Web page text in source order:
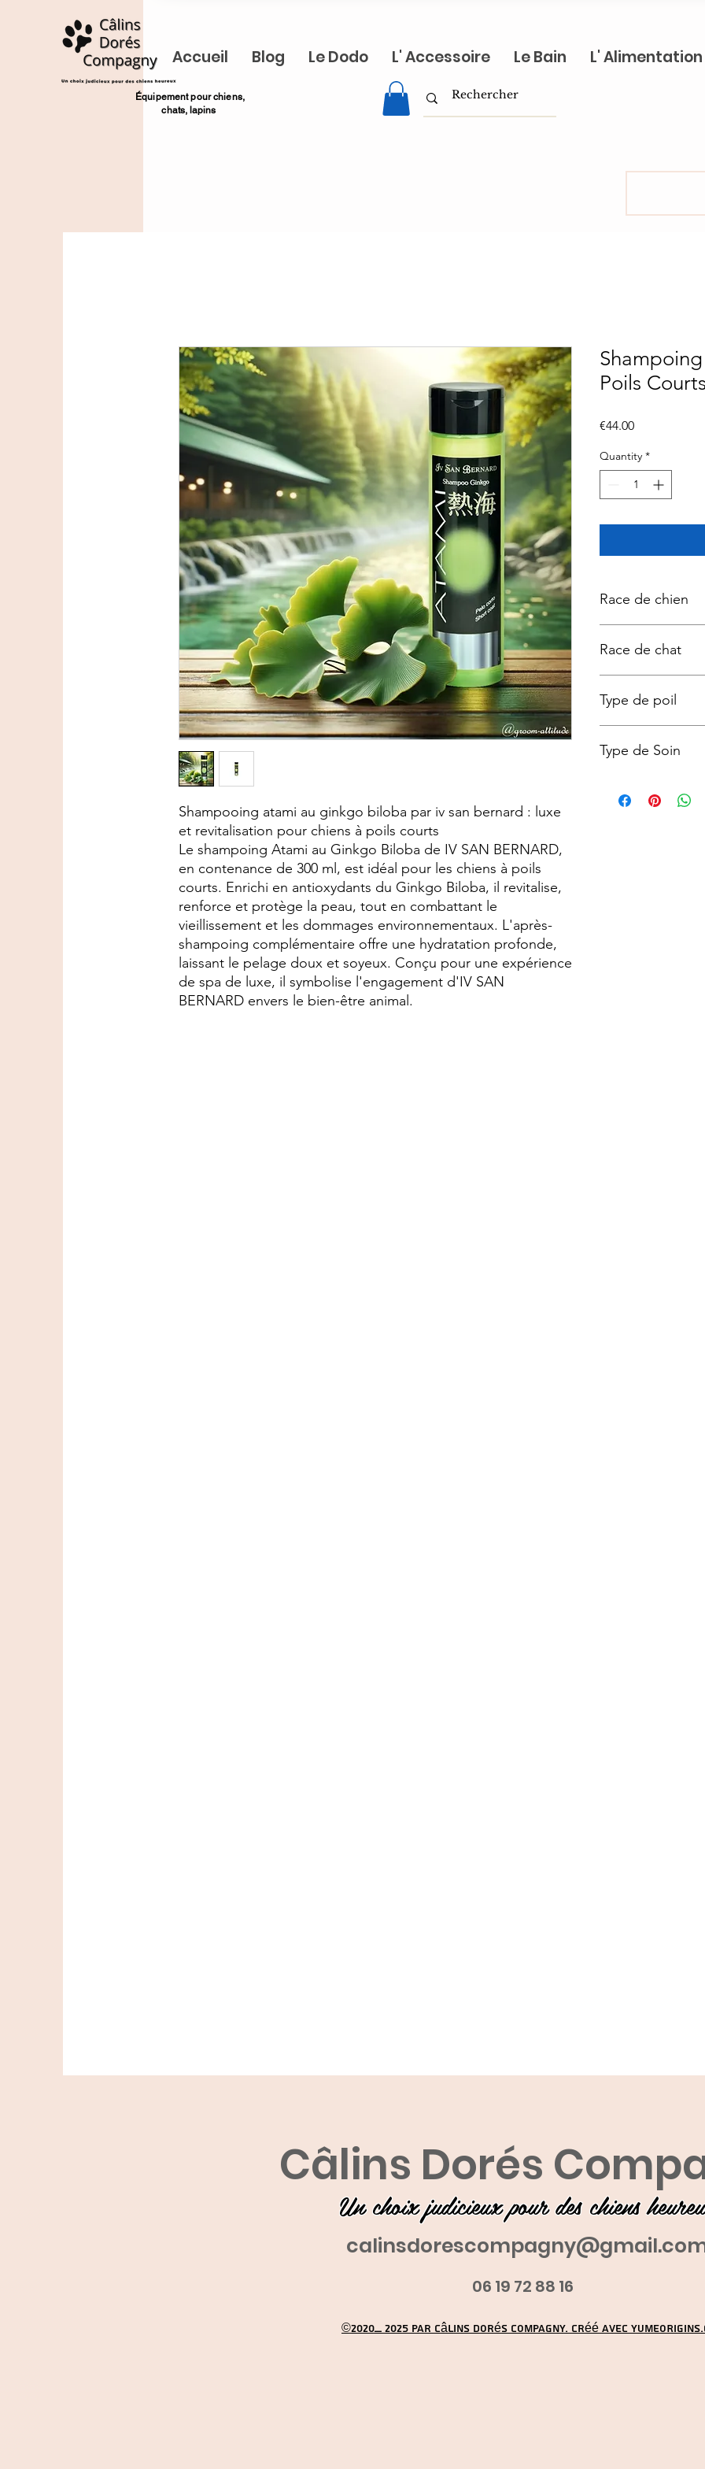
Accueil Blog Le Dodo L' Accessoire Le Bain L' Alimentation
​Équipement pour chiens,
chats, lapins
Shampooing atami au ginkgo biloba par iv san bernard : luxe
et revitalisation pour chiens à poils courts
Le shampoing Atami au Ginkgo Biloba de IV SAN BERNARD,
en contenance de 300 ml, est idéal pour les chiens à poils
courts. Enrichi en antioxydants du Ginkgo Biloba, il revitalise,
renforce et protège la peau, tout en combattant le
vieillissement et les dommages environnementaux. L'après-
shampoing complémentaire offre une hydratation profonde,
laissant le pelage doux et soyeux. Conçu pour une expérience
de spa de luxe, il symbolise l'engagement d'IV SAN
BERNARD envers le bien-être animal.
Poils
€44.00Price
Quantity *
Race de chien
Berger Belge
Bullmastiff, Bull
Mâtin, Petit
Race de chat
Type de poil
Type de Soin
Câlins Dorés
Un choix judicieux pour des chiens
06 19 72 88 16
©2020_ 2025 par Câlins Dorés Compagny. Créé avec